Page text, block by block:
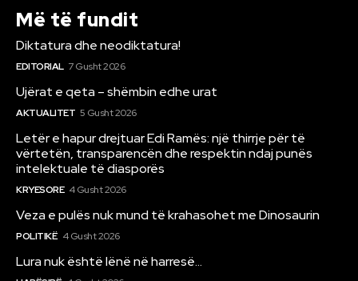
Më të fundit
Diktatura dhe neodiktatura!
EDITORIAL 7 Gusht 2026
Ujërat e qeta – shëmbin edhe urat
AKTUALITET 5 Gusht 2026
Letër e hapur drejtuar Edi Ramës: një thirrje për të
vërtetën, transparencën dhe respektin ndaj punës
intelektuale të diasporës
KRYESORE 4 Gusht 2026
Veza e pulës nuk mund të krahasohet me Dinosaurin
POLITIKË 4 Gusht 2026
Lura nuk është lënë në harresë…